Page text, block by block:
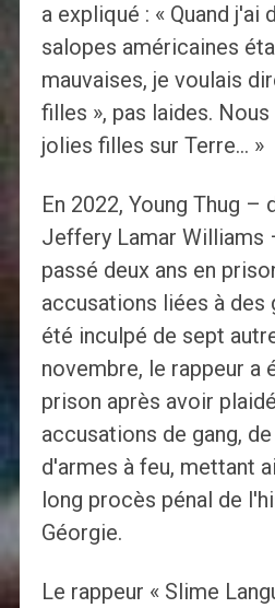
a expliqué : « Quand j'ai
salopes américaines
mauvaises, je voulais
filles », pas laides.
jolies filles sur Terre… »
En 2022, Young Thug –
Jeffery Lamar Williams
passé deux ans en
accusations liées à des
été inculpé de sept
novembre, le rappeur a
prison après avoir
accusations de gang,
d'armes à feu, mettant
long procès pénal de
Géorgie.
Le rappeur « Slime